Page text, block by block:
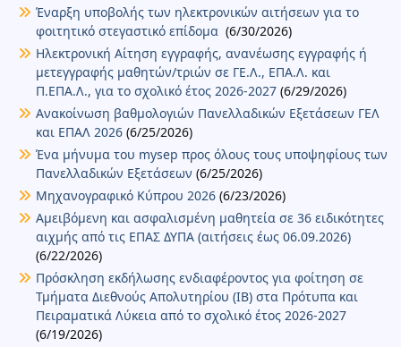
Έναρξη υποβολής των ηλεκτρονικών αιτήσεων για το
φοιτητικό στεγαστικό επίδομα (6/30/2026)
Ηλεκτρονική Αίτηση εγγραφής, ανανέωσης εγγραφής ή
μετεγγραφής μαθητών/τριών σε ΓΕ.Λ., ΕΠΑ.Λ. και
Π.ΕΠΑ.Λ., για το σχολικό έτος 2026-2027 (6/29/2026)
Ανακοίνωση βαθμολογιών Πανελλαδικών Εξετάσεων ΓΕΛ
και ΕΠΑΛ 2026 (6/25/2026)
Ένα μήνυμα του mysep προς όλους τους υποψηφίους των
Πανελλαδικών Εξετάσεων (6/25/2026)
Μηχανογραφικό Κύπρου 2026 (6/23/2026)
Αμειβόμενη και ασφαλισμένη μαθητεία σε 36 ειδικότητες
αιχμής από τις ΕΠΑΣ ΔΥΠΑ (αιτήσεις έως 06.09.2026)
(6/22/2026)
Πρόσκληση εκδήλωσης ενδιαφέροντος για φοίτηση σε
Τμήματα Διεθνούς Απολυτηρίου (IB) στα Πρότυπα και
Πειραματικά Λύκεια από το σχολικό έτος 2026-2027
(6/19/2026)